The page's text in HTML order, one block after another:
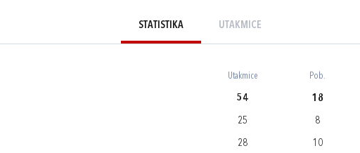
STATISTIKA UTAKMICE
Utakmice Pob.
54 18
25 8
28 10